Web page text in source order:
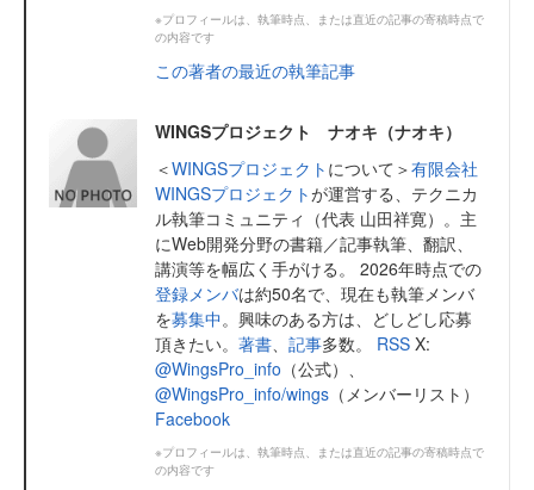
※プロフィールは、執筆時点、または直近の記事の寄稿時点で
の内容です
この著者の最近の執筆記事
WINGSプロジェクト ナオキ（ナオキ）
＜WINGSプロジェクト について＞有限会社
WINGSプロジェクトが運営する、テクニカ
ル執筆コミュニティ（代表 山田祥寛）。主
にWeb開発分野の書籍／記事執筆、翻訳、
講演等を幅広く手がける。 2026年時点での
登録メンバは約50名で、現在も執筆メンバ
を募集中。興味のある方は、どしどし応募
頂きたい。 著書、 記事多数。 RSS X:
@WingsPro_info （公式）、
@WingsPro_info/wings （メンバーリスト）
Facebook
※プロフィールは、執筆時点、または直近の記事の寄稿時点で
の内容です